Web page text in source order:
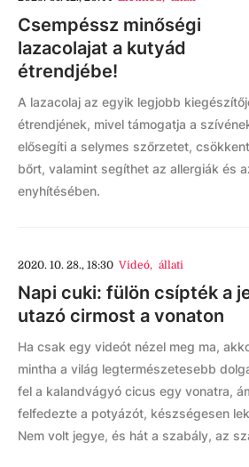
Csempéssz minőségi
lazacolajat a kutyád
étrendjébe!
A lazacolaj az egyik legjobb
étrendjének, mivel támogatja a
elősegíti a selymes szőrzetet,
bőrt, valamint segíthet az allergiák és
enyhítésében.
2020. 10. 28., 18:30 Videó, állati
Napi cuki: fülön csípték a
utazó cirmost a vonaton
Ha csak egy videót nézel meg ma,
mintha a világ legtermészetesebb
fel a kalandvágyó cicus egy vonatra,
felfedezte a potyázót, készségesen
Nem volt jegye, és hát a szabály, az